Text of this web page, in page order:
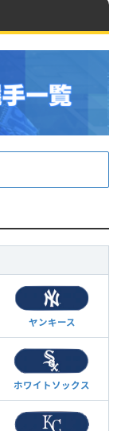
ヤンキース
ホワイトソックス